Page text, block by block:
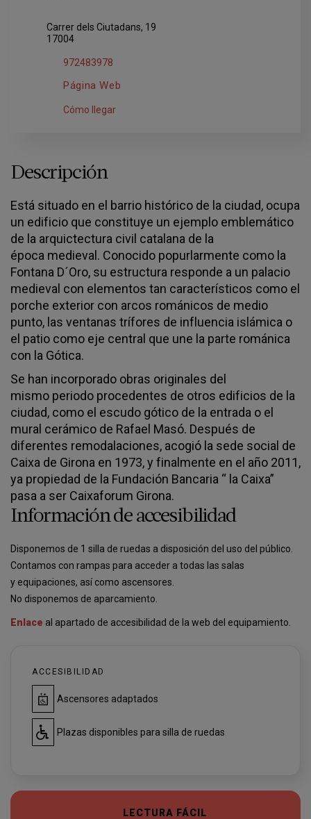
Carrer dels Ciutadans, 19
17004
972483978
Página Web
Cómo llegar
Descripción
Está situado en el barrio histórico de la ciudad, ocupa
un edificio que constituye un ejemplo emblemático
de la arquictectura civil catalana de la
época medieval. Conocido popurlarmente como la
Fontana D´Oro, su estructura responde a un palacio
medieval con elementos tan característicos como el
porche exterior con arcos románicos de medio
punto, las ventanas trífores de influencia islámica o
el patio como eje central que une la parte románica
con la Gótica.
Se han incorporado obras originales del
mismo periodo procedentes de otros edificios de la
ciudad, como el escudo gótico de la entrada o el
mural cerámico de Rafael Masó. Después de
diferentes remodalaciones, acogió la sede social de
Caixa de Girona en 1973, y finalmente en el año 2011,
ya propiedad de la Fundación Bancaria “ la Caixa”
pasa a ser Caixaforum Girona.
Información de accesibilidad
Disponemos de 1 silla de ruedas a disposición del uso del público.
Contamos con rampas para acceder a todas las salas
y equipaciones, así como ascensores.
No disponemos de aparcamiento.
Enlace al apartado de accesibilidad de la web del equipamiento.
ACCESIBILIDAD
Ascensores adaptados
Plazas disponibles para silla de ruedas
LECTURA FÁCIL